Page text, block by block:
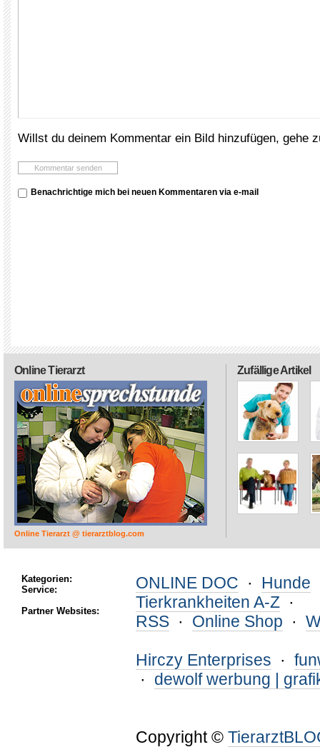
Willst du deinem Kommentar ein Bild hinzufügen, gehe
Benachrichtige mich bei neuen Kommentaren via e-mail
Zufällige Artikel
Online Tierarzt
Online Tierarzt @ tierarztblog.com
Kategorien:
Service:
Partner Websites:
ONLINE DOC · Hunde
Tierkrankheiten A-Z ·
RSS · Online Shop ·
Hirczy Enterprises ·
· dewolf werbung |
Copyright ©